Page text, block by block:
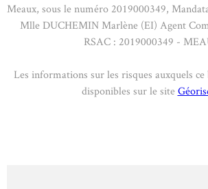
Meaux, sous le numéro 2019000349,
Mlle DUCHEMIN Marlène (EI) Agent
RSAC : 2019000349 -
Les informations sur les risques auxquels ce
disponibles sur le site